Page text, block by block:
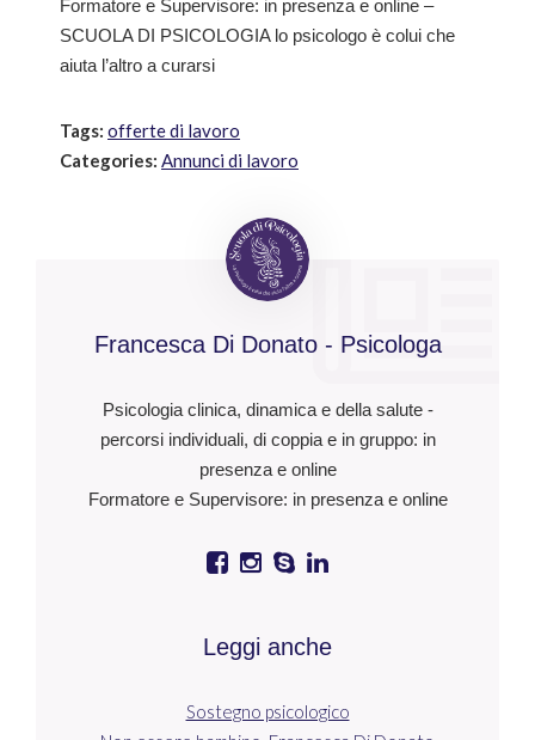
Formatore e Supervisore: in presenza e online –
SCUOLA DI PSICOLOGIA lo psicologo è colui che
aiuta l’altro a curarsi
Tags: offerte di lavoro
Categories: Annunci di lavoro
Francesca Di Donato - Psicologa
Psicologia clinica, dinamica e della salute -
percorsi individuali, di coppia e in gruppo: in
presenza e online
Formatore e Supervisore: in presenza e online
Leggi anche
Sostegno psicologico